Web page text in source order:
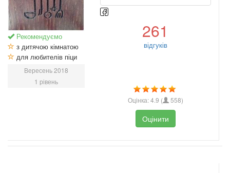
Рекомендуємо
з дитячою кімнатою
для любителів піци
Вересень 2018
1 рівень
261
відгуків
Оцінка:4.9 ( 558)
Оцінити